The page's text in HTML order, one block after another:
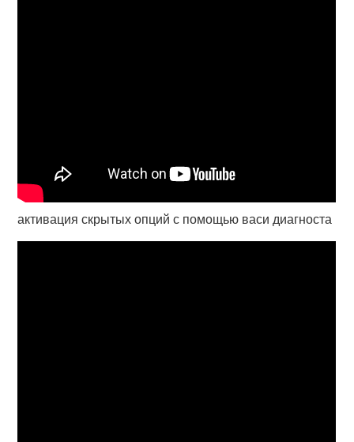
активация скрытых опций с помощью васи диагноста